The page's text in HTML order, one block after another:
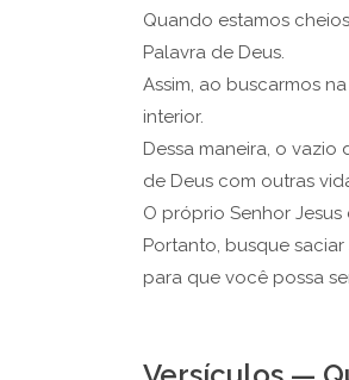
Quando estamos
Palavra de Deus.
Assim, ao buscarmos
interior.
Dessa maneira, o
de Deus com outras
O próprio Senhor
Portanto, busque
para que você possa